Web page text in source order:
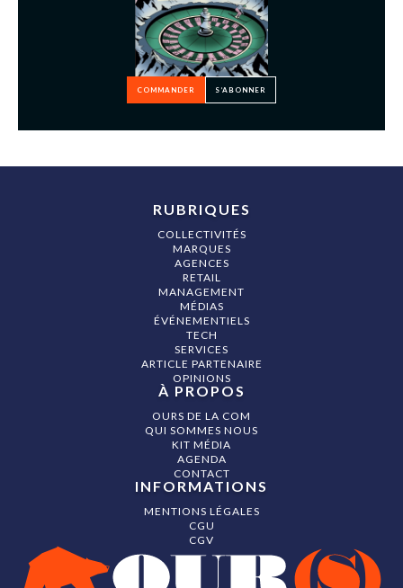
COMMANDER S’ABONNER
RUBRIQUES
COLLECTIVITÉS
MARQUES
AGENCES
RETAIL
MANAGEMENT
MÉDIAS
ÉVÉNEMENTIELS
TECH
SERVICES
ARTICLE PARTENAIRE
OPINIONS
À PROPOS
OURS DE LA COM
QUI SOMMES NOUS
KIT MÉDIA
AGENDA
CONTACT
INFORMATIONS
MENTIONS LÉGALES
CGU
CGV